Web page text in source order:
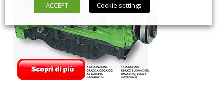
ACCEPT
Cookie settings